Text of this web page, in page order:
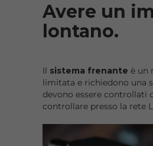
Avere un
lontano.
Il sistema frenante è un
limitata e richiedono una
devono essere controllati
controllare presso la rete